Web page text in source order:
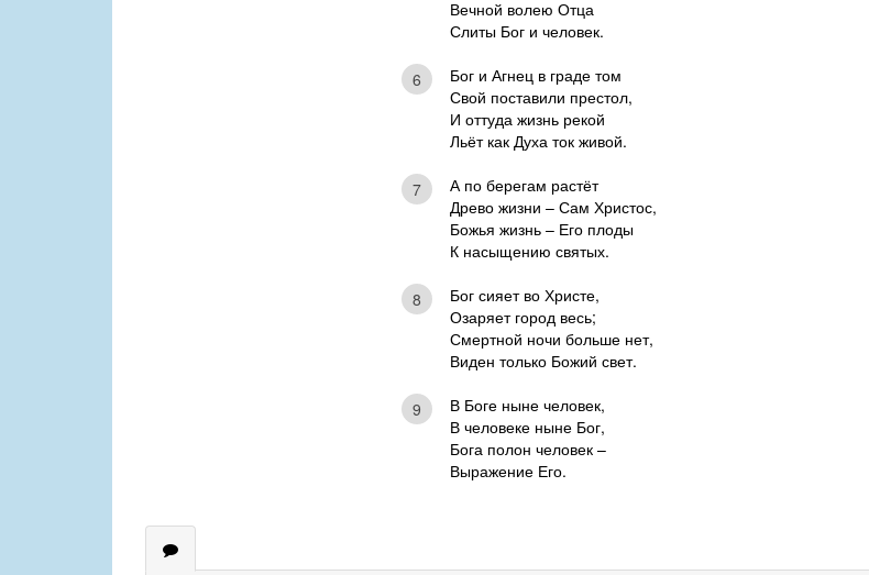
Вечной волею Отца
Слиты Бог и человек.
6
Бог и Агнец в граде том
Свой поставили престол,
И оттуда жизнь рекой
Льёт как Духа ток живой.
7
А по берегам растёт
Древо жизни – Сам Христос,
Божья жизнь – Его плоды
К насыщению святых.
8
Бог сияет во Христе,
Озаряет город весь;
Смертной ночи больше нет,
Виден только Божий свет.
9
В Боге ныне человек,
В человеке ныне Бог,
Бога полон человек –
Выражение Его.